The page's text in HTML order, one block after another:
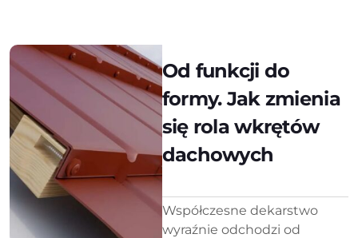
Od funkcji do
formy. Jak zmienia
się rola wkrętów
dachowych
Współczesne dekarstwo
wyraźnie odchodzi od